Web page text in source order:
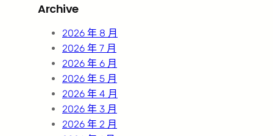
c
Archive
2026 年 8 月
2026 年 7 月
2026 年 6 月
2026 年 5 月
2026 年 4 月
2026 年 3 月
2026 年 2 月